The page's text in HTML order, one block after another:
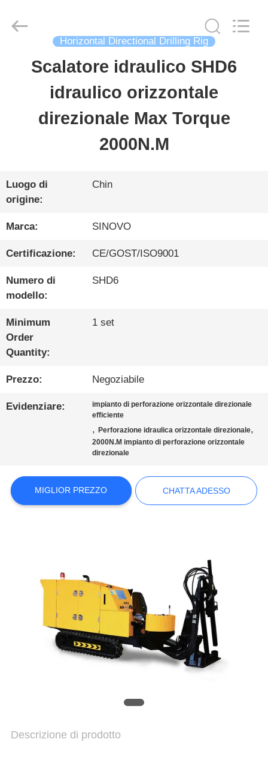
CASA
PRODOTTI
VR
CIRCA
NOI
GIRO
DELLA
FABBRICA
CONTROLLO
DI
CONTATTICI
COMPANY
NEWS
Horizontal Directional Drilling Rig
Scalatore idraulico SHD6
idraulico orizzontale
direzionale Max Torque
2000N.M
Luogo di
origine:
Chin
Marca: SINOVO
Certificazione: CE/GOST/ISO9001
Numero di
modello:
SHD6
Minimum
Order
Quantity:
1 set
Prezzo: Negoziabile
Evidenziare:
impianto di perforazione orizzontale direzionale
efficiente
,Perforazione idraulica orizzontale direzionale,
2000N.M impianto di perforazione orizzontale
direzionale
MIGLIOR PREZZO CHATTA ADESSO
Descrizione di prodotto